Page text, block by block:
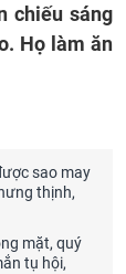
chiếu sáng
Họ làm ăn
sao may
thịnh,
mặt, quý
tụ hội,